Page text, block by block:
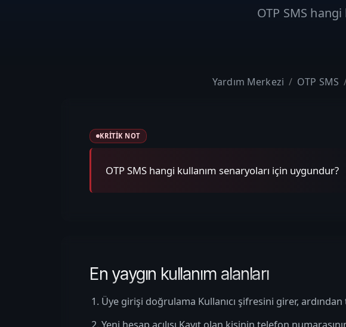
OTP SMS
Yardım Merkezi OTP SMS
KRITIK NOT
OTP SMS hangi kullanım senaryoları için uygundur?
En yaygın kullanım alanları
Üye girişi doğrulama Kullanıcı şifresini girer,